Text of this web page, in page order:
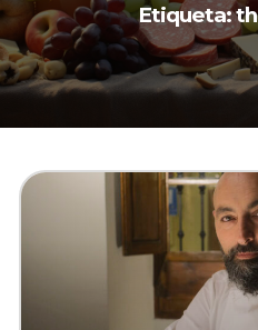
Etiqueta: